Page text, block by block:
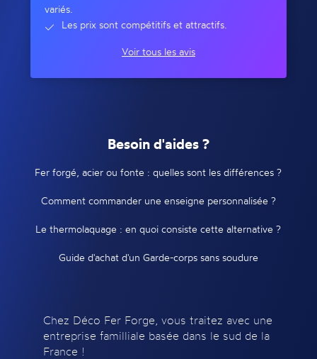
variés.
Les prix sont compétitifs et attractifs.
Voir tous les avis
Besoin d'aides ?
Fer forgé, acier ou fonte : quelles sont les différences ?
Comment commander une enseigne personnalisée ?
Le thermolaquage : en quoi consiste cette alternative ?
Guide d'achat d'un Garde-corps sans soudure
Chez Déco Fer Forge, vous traitez avec une
entreprise familliale basée dans le sud de la
France !